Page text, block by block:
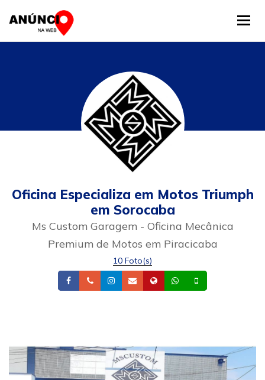
Oficina Especializa em Motos Triumph
em Sorocaba
Ms Custom Garagem - Oficina Mecânica
Premium de Motos em Piracicaba
10 Foto(s)
FacebookTelefoneInstagram
Email Site Whatsapp